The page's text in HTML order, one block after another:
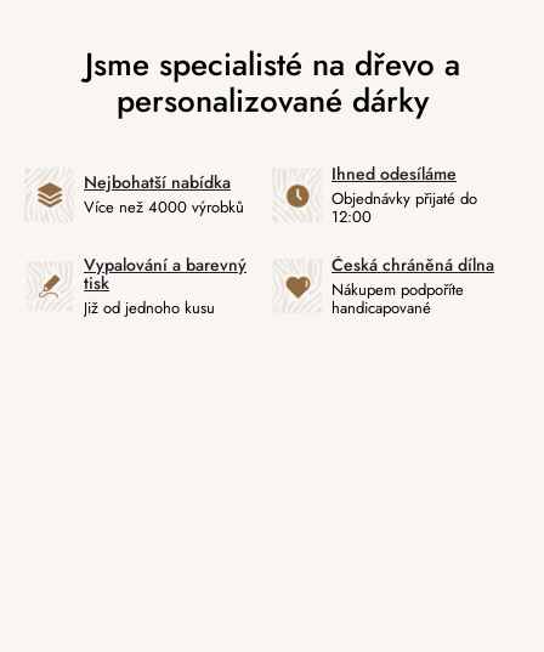
Nejbohatší nabídka
Více než 4000 výrobků
Ihned odesíláme
Objednávky přijaté do
12:00
Vypalování a barevný
tisk
Již od jednoho kusu
Česká chráněná dílna
Nákupem podpoříte
handicapované